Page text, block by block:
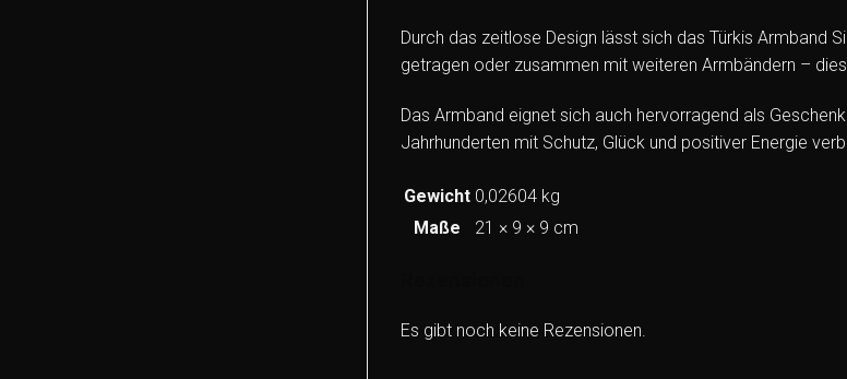
Durch das zeitlose Design lässt sich das Türkis Armband
getragen oder zusammen mit weiteren Armbändern –
Das Armband eignet sich auch hervorragend als
Jahrhunderten mit Schutz, Glück und positiver Energie
Gewicht 0,02604 kg
Maße
21 × 9 × 9 cm
Es gibt noch keine Rezensionen.